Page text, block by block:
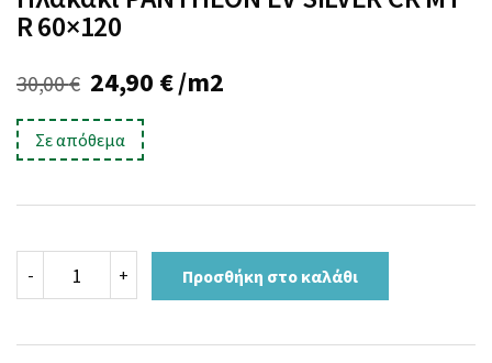
R 60×120
30,00€ Original
price
was:
30,00 €.
24,90 €Η
είναι:
/m2
Σε απόθεμα
-
PANTHEON
EV
CR
+ Προσθήκη στο καλάθι